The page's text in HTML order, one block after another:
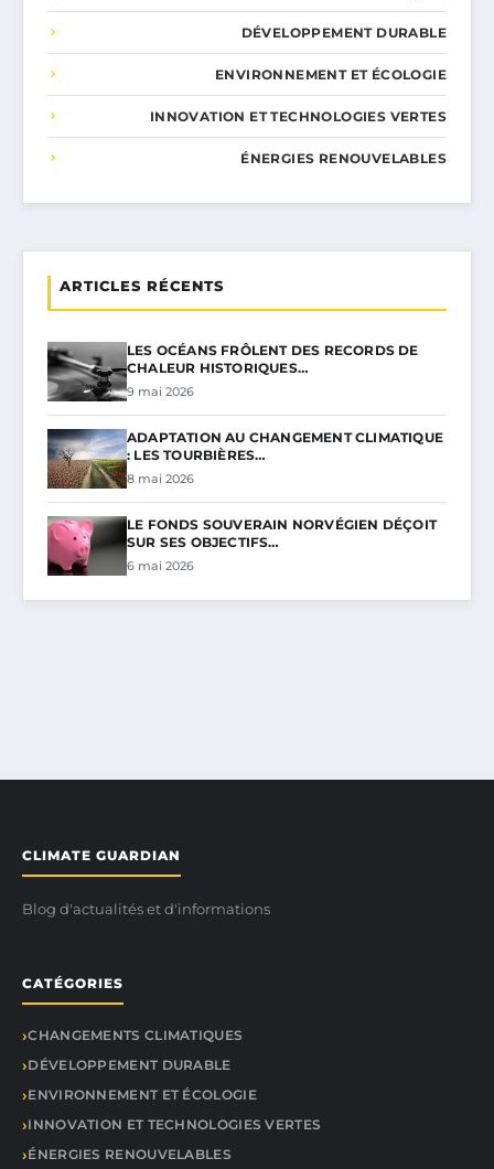
DÉVELOPPEMENT DURABLE
ENVIRONNEMENT ET ÉCOLOGIE
INNOVATION ET TECHNOLOGIES VERTES
ÉNERGIES RENOUVELABLES
ARTICLES RÉCENTS
LES OCÉANS FRÔLENT DES RECORDS DE
CHALEUR HISTORIQUES…
9 mai 2026
ADAPTATION AU CHANGEMENT CLIMATIQUE
: LES TOURBIÈRES…
8 mai 2026
LE FONDS SOUVERAIN NORVÉGIEN DÉÇOIT
SUR SES OBJECTIFS…
6 mai 2026
CLIMATE GUARDIAN
Blog d'actualités et d'informations
CATÉGORIES
CHANGEMENTS CLIMATIQUES
DÉVELOPPEMENT DURABLE
ENVIRONNEMENT ET ÉCOLOGIE
INNOVATION ET TECHNOLOGIES VERTES
ÉNERGIES RENOUVELABLES